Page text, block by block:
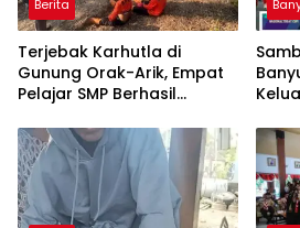
Berita
Terjebak Karhutla di
Gunung Orak-Arik, Empat
Pelajar SMP Berhasil